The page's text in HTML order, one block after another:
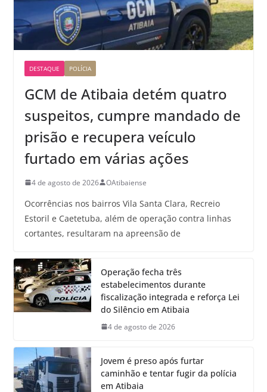
DESTAQUE POLÍCIA
GCM de Atibaia detém quatro
suspeitos, cumpre mandado de
prisão e recupera veículo
furtado em várias ações
4 de agosto de 2026 OAtibaiense
Ocorrências nos bairros Vila Santa Clara, Recreio
Estoril e Caetetuba, além de operação contra linhas
cortantes, resultaram na apreensão de
Operação fecha três
estabelecimentos durante
fiscalização integrada e reforça Lei
do Silêncio em Atibaia
4 de agosto de 2026
Jovem é preso após furtar
caminhão e tentar fugir da polícia
em Atibaia